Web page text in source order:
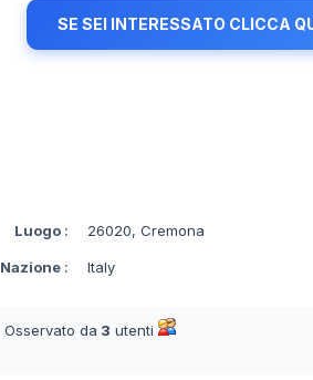
SE SEI INTERESSATO CLICCA
Luogo : 26020, Cremona
Nazione : Italy
Osservato da 3 utenti